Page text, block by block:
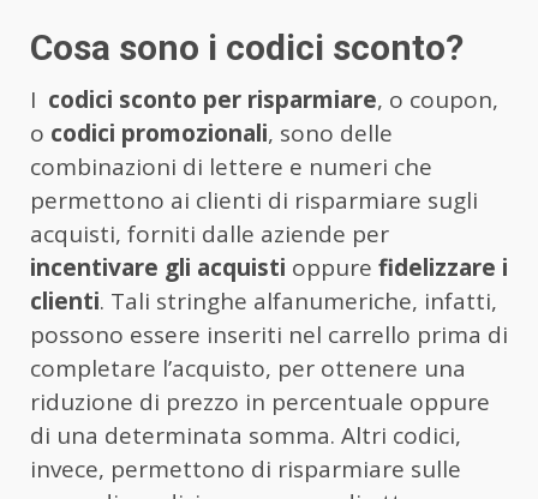
Cosa sono i codici sconto?
I codici sconto per risparmiare, o coupon,
o codici promozionali, sono delle
combinazioni di lettere e numeri che
permettono ai clienti di risparmiare sugli
acquisti, forniti dalle aziende per
incentivare gli acquisti oppure fidelizzare i
clienti. Tali stringhe alfanumeriche, infatti,
possono essere inseriti nel carrello prima di
completare l’acquisto, per ottenere una
riduzione di prezzo in percentuale oppure
di una determinata somma. Altri codici,
invece, permettono di risparmiare sulle